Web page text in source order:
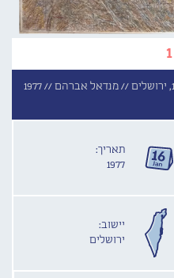
1
מנדאל אברהם //1977
תאריך:
1977
יישוב:
ירושלים